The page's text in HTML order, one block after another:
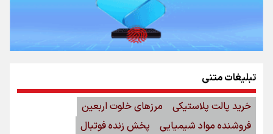
تبلیغات متنی
خرید پالت پلاستیکی
مرزهای خلوت اربعین
فروشنده مواد شیمیایی
پخش زنده فوتبال